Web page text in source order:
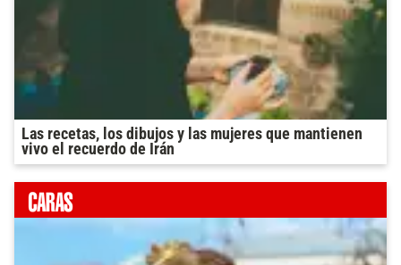
Las recetas, los dibujos y las mujeres que mantienen
vivo el recuerdo de Irán